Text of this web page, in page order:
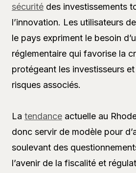
sécurité des investissements
l’innovation. Les utilisateurs
le pays expriment le besoin
réglementaire qui favorise la
protégeant les investisseurs
risques associés.
La tendance actuelle au
donc servir de modèle pour
soulevant des
l’avenir de la fiscalité et